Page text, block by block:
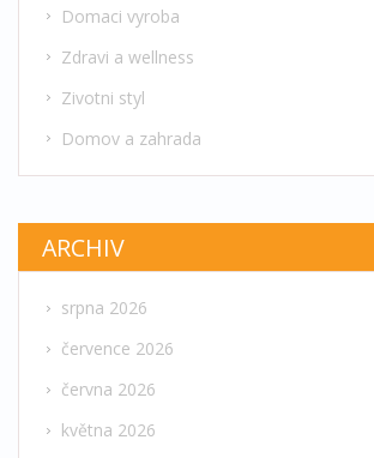
Domaci vyroba
Zdravi a wellness
Zivotni styl
Domov a zahrada
ARCHIV
srpna 2026
července 2026
června 2026
května 2026